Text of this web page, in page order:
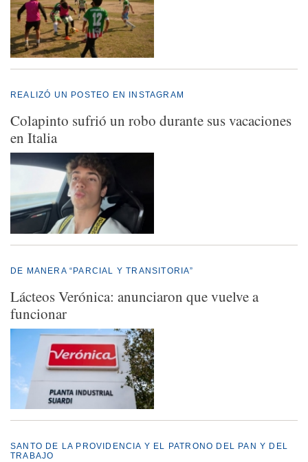
REALIZÓ UN POSTEO EN INSTAGRAM
Colapinto sufrió un robo durante sus vacaciones
en Italia
DE MANERA “PARCIAL Y TRANSITORIA”
Lácteos Verónica: anunciaron que vuelve a
funcionar
SANTO DE LA PROVIDENCIA Y EL PATRONO DEL PAN Y DEL
TRABAJO